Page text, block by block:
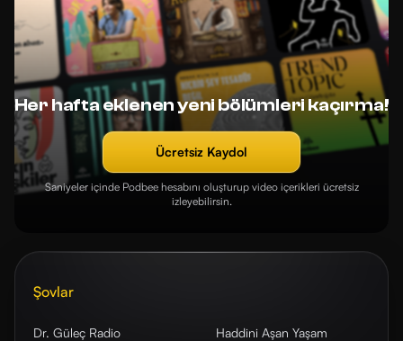
Her hafta eklenen yeni bölümleri kaçırma!
Ücretsiz Kaydol
Saniyeler içinde Podbee hesabını oluşturup video içerikleri ücretsiz
izleyebilirsin.
Şovlar
Dr. Güleç Radio
Haddini Aşan Yaşam